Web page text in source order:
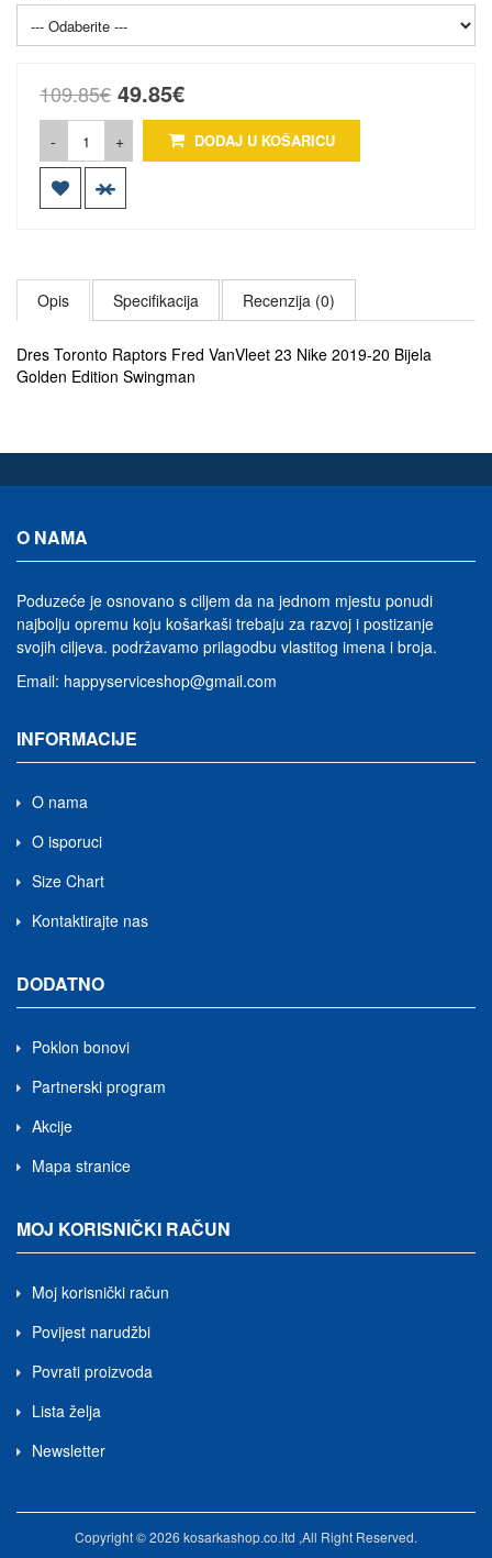
109.85€ 49.85€
- + DODAJ U KOŠARICU
Opis Specifikacija Recenzija (0)
Dres Toronto Raptors Fred VanVleet 23 Nike 2019-20 Bijela
Golden Edition Swingman
O NAMA
Poduzeće je osnovano s ciljem da na jednom mjestu ponudi
najbolju opremu koju košarkaši trebaju za razvoj i postizanje
svojih ciljeva. podržavamo prilagodbu vlastitog imena i broja.
Email: happyserviceshop@gmail.com
INFORMACIJE
O nama
O isporuci
Size Chart
Kontaktirajte nas
DODATNO
Poklon bonovi
Partnerski program
Akcije
Mapa stranice
MOJ KORISNIČKI RAČUN
Moj korisnički račun
Povijest narudžbi
Povrati proizvoda
Lista želja
Newsletter
Copyright © 2026 kosarkashop.co.ltd ,All Right Reserved.